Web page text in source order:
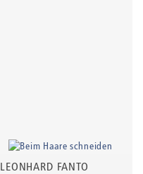
LEONHARD FANTO